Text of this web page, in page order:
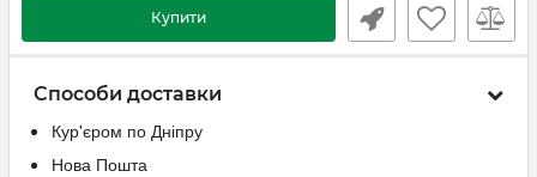
Купити
Способи доставки
Кур'єром по Дніпру
Нова Пошта